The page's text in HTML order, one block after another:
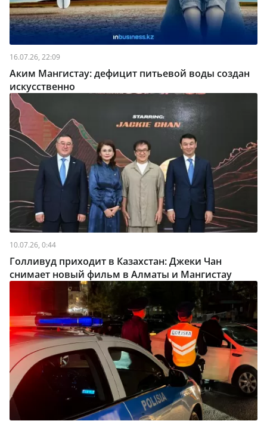
16.07.26, 22:09
Аким Мангистау: дефицит питьевой воды создан
искусственно
10.07.26, 0:44
Голливуд приходит в Казахстан: Джеки Чан
снимает новый фильм в Алматы и Мангистау